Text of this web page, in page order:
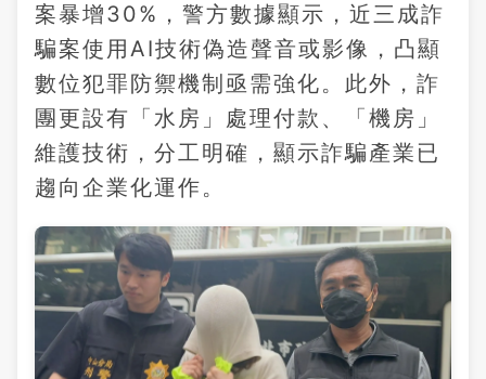
案暴增30%，警方數據顯示，近三成詐
騙案使用AI技術偽造聲音或影像，凸顯
數位犯罪防禦機制亟需強化。此外，詐
團更設有「水房」處理付款、「機房」
維護技術，分工明確，顯示詐騙產業已
趨向企業化運作。